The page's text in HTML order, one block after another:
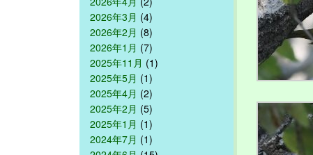
2026年3月 (4)
2026年2月 (8)
2026年1月 (7)
2025年11月 (1)
2025年5月 (1)
2025年4月 (2)
2025年2月 (5)
2025年1月 (1)
2024年7月 (1)